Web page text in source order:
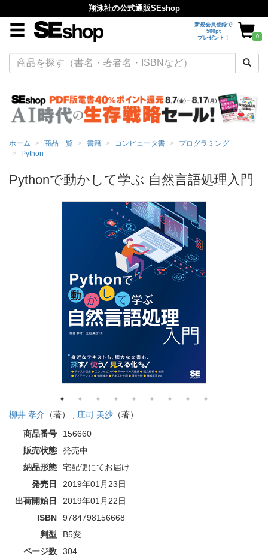
翔泳社の公式通販SEshop
新規会員登録で
500pt
プレゼント！
0
ホーム 商品一覧 書籍 コンピュータ書
プログラミング
Python
Pythonで動かして学ぶ 自然言語処理入門
柳井 孝介 （著） , 庄司 美沙 （著）
商品番号
156660
販売状態
発売中
納品形態
宅配便にてお届け
発売日
2019年01月23日
出荷開始日
2019年01月22日
ISBN
9784798156668
判型
B5変
ページ数
304